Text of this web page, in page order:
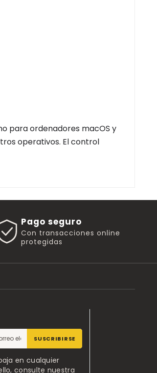
para ordenadores macOS y
operativos. El control
Pago seguro
Con transacciones online
protegidas
SUSCRIBIRSE
en cualquier
consulte nuestra